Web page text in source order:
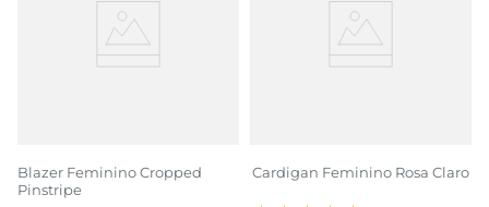
Blazer Feminino Cropped
Pinstripe
Cardigan Feminino Rosa Claro